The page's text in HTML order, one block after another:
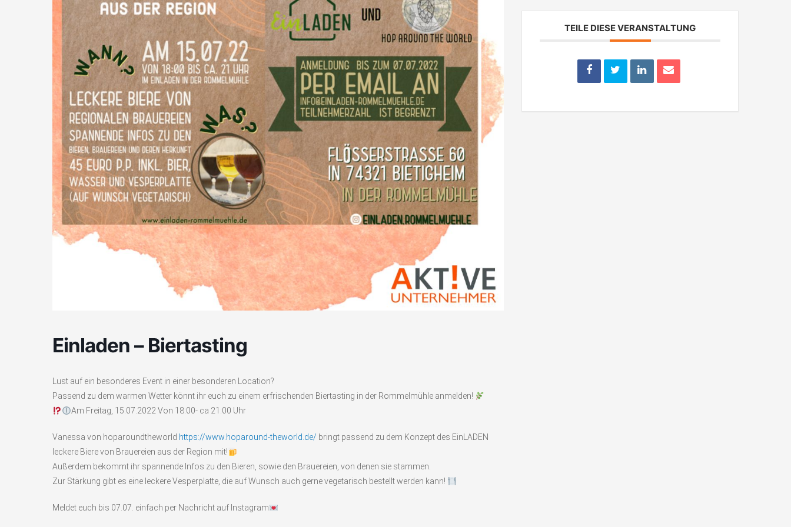
Einladen – Biertasting
Lust auf ein besonderes Event in einer besonderen Location?
Passend zu dem warmen Wetter könnt ihr euch zu einem erfrischenden Biertasting in der Rommelmühle anmelden!
Am Freitag, 15.07.2022 Von 18:00- ca 21:00 Uhr
Vanessa von hoparoundtheworld https://www.hoparound-theworld.de/ bringt passend zu dem Konzept des EinLADEN
leckere Biere von Brauereien aus der Region mit!
Außerdem bekommt ihr spannende Infos zu den Bieren, sowie den Brauereien, von denen sie stammen.
Zur Stärkung gibt es eine leckere Vesperplatte, die auf Wunsch auch gerne vegetarisch bestellt werden kann!
Meldet euch bis 07.07. einfach per Nachricht auf Instagram
TEILE DIESE VERANSTALTUNG